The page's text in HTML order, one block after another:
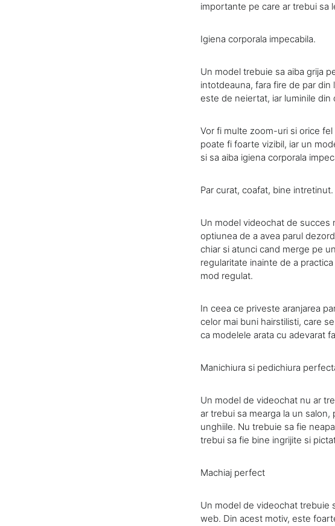
importante pe care ar trebui sa
Igiena corporala impecabila.
Un model trebuie sa aiba grija
intotdeauna, fara fire de par
este de neiertat, iar luminile
Vor fi multe zoom-uri si orice
poate fi foarte vizibil, iar un
si sa aiba igiena corporala
Par curat, coafat, bine intretinut.
Un model videochat de succes
optiunea de a avea parul
chiar si atunci cand merge pe
regularitate inainte de a
mod regulat.
In ceea ce priveste aranjarea
celor mai buni hairstilisti, care
ca modelele arata cu adevarat
Manichiura si pedichiura
Un model de videochat nu ar
ar trebui sa mearga la un
unghiile. Nu trebuie sa fie
trebui sa fie bine ingrijite si
Machiaj perfect
Un model de videochat trebuie
web. Din acest motiv, este